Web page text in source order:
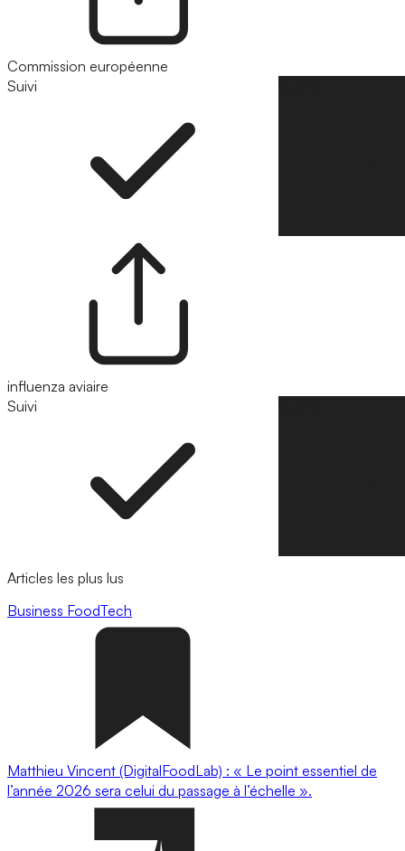
Commission européenne
Suivi
influenza aviaire
Suivi
Articles les plus lus
Business FoodTech
Matthieu Vincent (DigitalFoodLab) : « Le point essentiel de
l’année 2026 sera celui du passage à l’échelle ».